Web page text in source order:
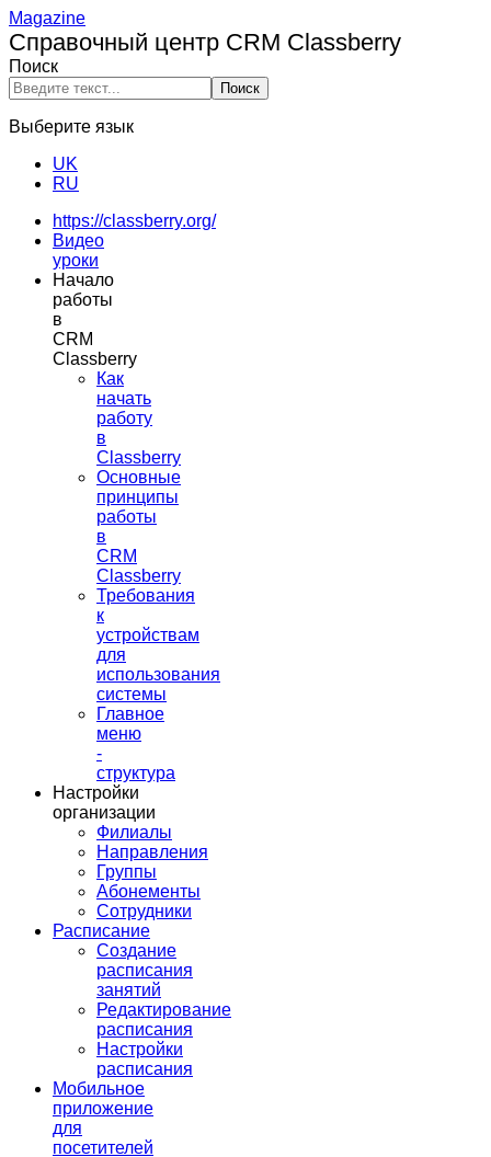
Magazine
Справочный центр CRM Classberry
Поиск
Поиск
Выберите язык
UK
RU
https://classberry.org/
Видео
уроки
Начало
работы
в
CRM
Classberry
Как
начать
работу
в
Classberry
Основные
принципы
работы
в
CRM
Classberry
Требования
к
устройствам
для
использования
системы
Главное
меню
-
структура
Настройки
организации
Филиалы
Направления
Группы
Абонементы
Сотрудники
Расписание
Создание
расписания
занятий
Редактирование
расписания
Настройки
расписания
Мобильное
приложение
для
посетителей